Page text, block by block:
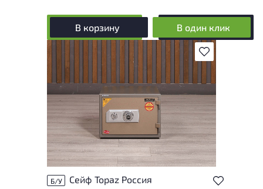
В корзину В один клик
В избранное
Б/У Сейф Topaz Россия